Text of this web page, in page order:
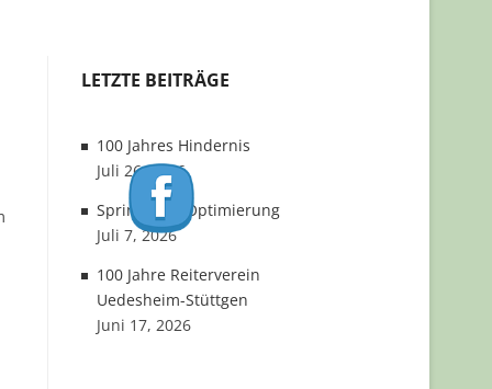
LETZTE BEITRÄGE
100 Jahres Hindernis
Juli 26, 2026
Springplatz Optimierung
Juli 7, 2026
100 Jahre Reiterverein
Uedesheim-Stüttgen
Juni 17, 2026